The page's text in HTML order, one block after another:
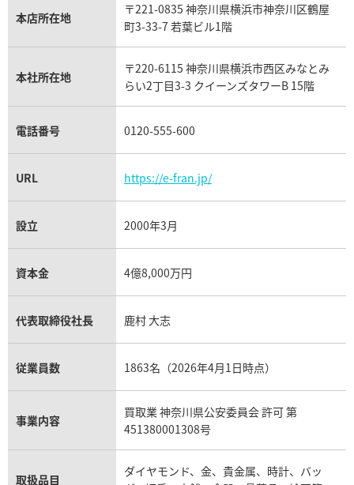
カルティエ買取
フランク ミュラー買取
リシャール・ミル買取
パネライ買取
チューダー（チュードル）買取
本店所在地
〒221-0835 神奈川県横浜市神奈川区鶴屋
町3-33-7 若葉ビル1階
本社所在地
〒220-6115 神奈川県横浜市西区みなとみ
らい2丁目3-3 クイーンズタワーB 15階
電話番号 0120-555-600
URL https://e-fran.jp/
設立 2000年3月
資本金 4億8,000万円
代表取締役社長 鹿村 大志
従業員数 1863名（2026年4月1日時点）
事業内容
買取業 神奈川県公安委員会 許可 第
451380001308号
取扱品目
ダイヤモンド、金、貴金属、時計、バッ